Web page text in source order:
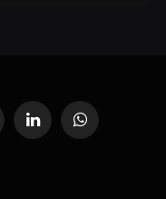
LinkedInWhatsApp